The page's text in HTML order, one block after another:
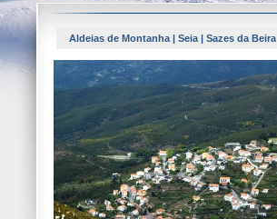
Aldeias de Montanha | Seia | Sazes da Beira